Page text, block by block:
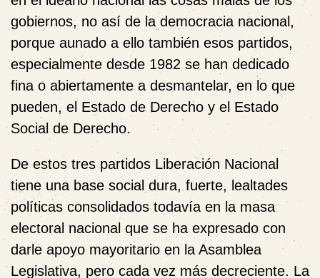
gobiernos, no así de la democracia nacional,
porque aunado a ello también esos partidos,
especialmente desde 1982 se han dedicado
fina o abiertamente a desmantelar, en lo que
pueden, el Estado de Derecho y el Estado
Social de Derecho.
De estos tres partidos Liberación Nacional
tiene una base social dura, fuerte, lealtades
políticas consolidados todavía en la masa
electoral nacional que se ha expresado con
darle apoyo mayoritario en la Asamblea
Legislativa, pero cada vez más decreciente. La